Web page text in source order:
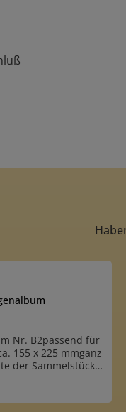
Nr. B2passend für
155 x 225 mmganz
der Sammelstücke